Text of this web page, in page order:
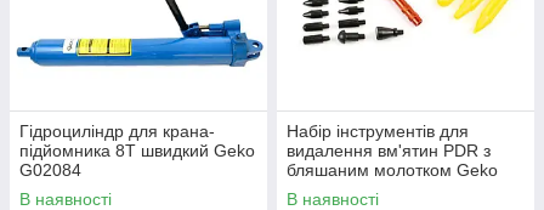
Гідроциліндр для крана-
підйомника 8T швидкий Geko
G02084
В наявності
Набір інструментів для
видалення вм'ятин PDR з
бляшаним молотком Geko
G02646
В наявності